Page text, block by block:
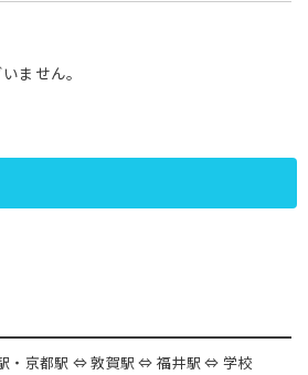
ません。
・京都駅 ⇔ 敦賀駅 ⇔ 福井駅 ⇔ 学校